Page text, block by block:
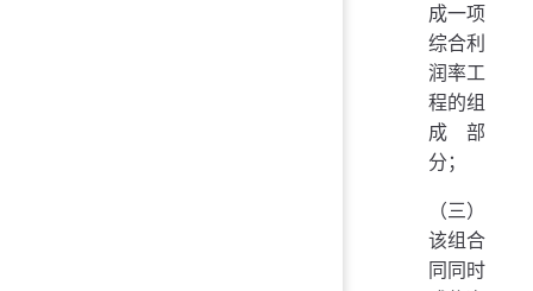
成一项
综合利
润率工
程的组
成部
分；
（三）
该组合
同同时